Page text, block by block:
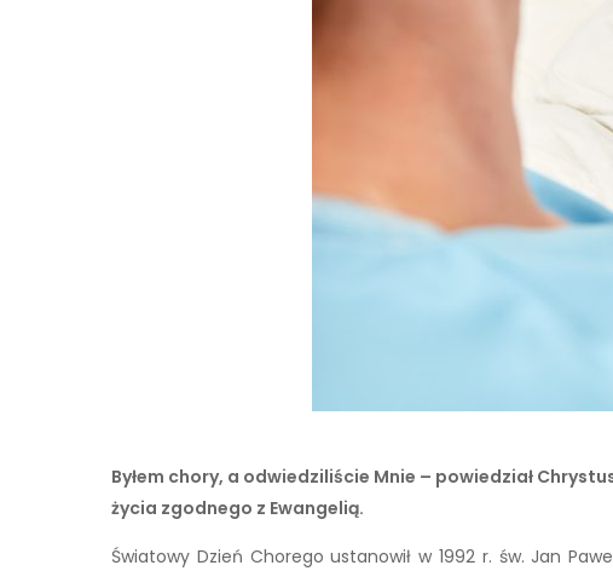
Byłem chory, a odwiedziliście Mnie – powiedział
życia zgodnego z Ewangelią.
Światowy Dzień Chorego ustanowił w 1992 r. św. Jan